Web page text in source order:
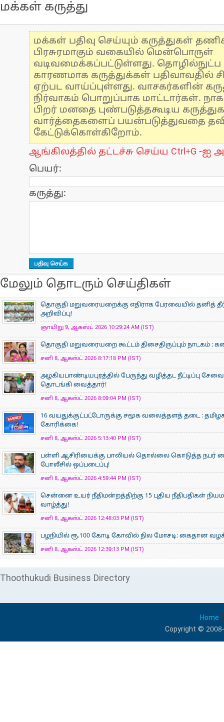
மக்கள் கருத்து
மக்கள் பதிவு செய்யும் கருத்துகள்
பிரசுரமாகும் வகையில் மென்பொருள்
வடிவமைக்கப்பட்டுள்ளது.
காரணமாக கருத்துக்கள் பதிவாவதில்
ஏற்பட வாய்ப்புள்ளது. வாசகர்களின்
நிர்வாகம் பொறுப்பாக மாட்டார்கள்.
பிறர் மனதை புண்படுத்தகூடிய
வார்த்தைகளைப் பயன்படுத்துவதை
கேட்டுக்கொள்கிறோம்.
ஆங்கிலத்தில் தட்டச்சு செய்ய Ctrl+G -ஐ
பெயர்:
கருத்து:
மேலும் தொடரும் செய்திகள்
தொகுதி மறுவரையறைக்கு எதிராக பேரவையில் தனித்
அறிவிப்பு!
ஞாயிறு 9, ஆகஸ்ட் 2026 10:29:24 AM (IST)
தொகுதி மறுவரையறை கூட்டம் திசைதிருப்பும் நாடகம் :
சனி 8, ஆகஸ்ட் 2026 8:17:18 PM (IST)
அழகியபாண்டியபுரத்தில் பேருந்து வழித்தட நீட்டிப்பு
தொடங்கி வைத்தார்!
சனி 8, ஆகஸ்ட் 2026 8:09:04 PM (IST)
16 வயதுக்குட்பட்டோருக்கு சமூக வலைத்தளத் தடை :
கோரிக்கை!
சனி 8, ஆகஸ்ட் 2026 5:13:40 PM (IST)
பள்ளி ஆசிரியைக்கு பாலியல் தொல்லை கொடுத்த நபர்
போலீசில் ஒப்படைப்பு!
சனி 8, ஆகஸ்ட் 2026 4:59:44 PM (IST)
சென்னை உயர் நீதிமன்றத்திற்கு 15 புதிய நீதிபதிகள்
வாழ்த்து!
சனி 8, ஆகஸ்ட் 2026 12:48:03 PM (IST)
பழநியில் ரூ.100 கோடி கோவில் நில மோசடி: கைதான
சனி 8, ஆகஸ்ட் 2026 12:39:13 PM (IST)
Thoothukudi Business Directory
Home
Copyright ©